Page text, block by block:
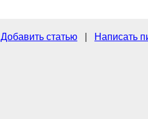
Добавить статью
Написать